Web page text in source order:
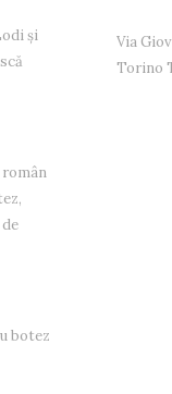
și
botez
Via
Torino